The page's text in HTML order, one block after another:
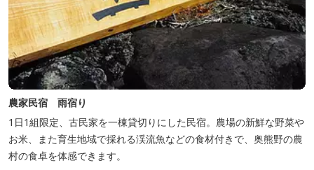
農家民宿 雨宿り
1日1組限定、古民家を一棟貸切りにした民宿。農場の新鮮な野菜や
お米、また育生地域で採れる渓流魚などの食材付きで、奥熊野の農
村の食卓を体感できます。